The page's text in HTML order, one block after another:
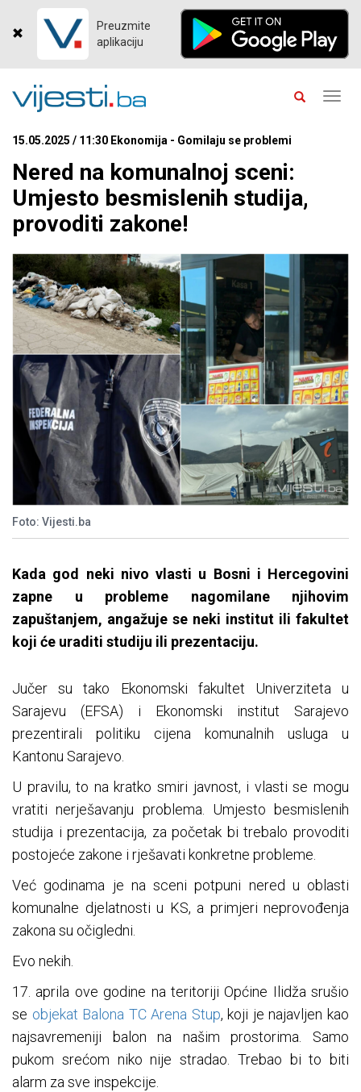
Preuzmite
aplikaciju
15.05.2025 / 11:30 Ekonomija - Gomilaju se problemi
Nered na komunalnoj sceni:
Umjesto besmislenih studija,
provoditi zakone!
Foto: Vijesti.ba
Kada god neki nivo vlasti u Bosni i Hercegovini
zapne u probleme nagomilane njihovim
zapuštanjem, angažuje se neki institut ili fakultet
koji će uraditi studiju ili prezentaciju.
Jučer su tako Ekonomski fakultet Univerziteta u
Sarajevu (EFSA) i Ekonomski institut Sarajevo
prezentirali politiku cijena komunalnih usluga u
Kantonu Sarajevo.
U pravilu, to na kratko smiri javnost, i vlasti se mogu
vratiti nerješavanju problema. Umjesto besmislenih
studija i prezentacija, za početak bi trebalo provoditi
postojeće zakone i rješavati konkretne probleme.
Već godinama je na sceni potpuni nered u oblasti
komunalne djelatnosti u KS, a primjeri neprovođenja
zakona su očigledni.
Evo nekih.
17. aprila ove godine na teritoriji Općine Ilidža srušio
se objekat Balona TC Arena Stup, koji je najavljen kao
najsavremeniji balon na našim prostorima. Samo
pukom srećom niko nije stradao. Trebao bi to biti
alarm za sve inspekcije.